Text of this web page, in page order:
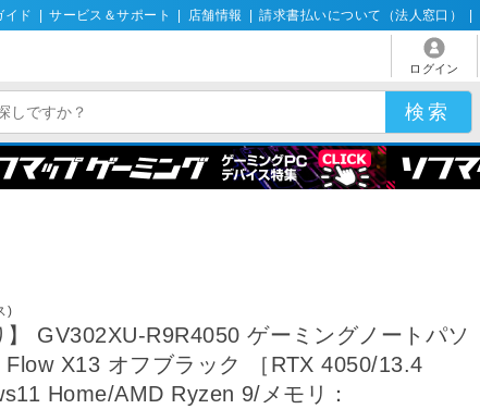
イド サービス＆サポート 店舗情報 請求書払いについて（法人窓口）
ログイン
)
】 GV302XU-R9R4050 ゲーミングノートパソ
Flow X13 オフブラック ［RTX 4050/13.4
Home/AMD Ryzen 9/メモリ：